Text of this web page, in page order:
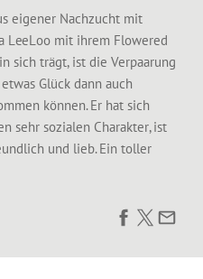
eigener Nachzucht mit
LeeLoo mit ihrem Flowered
sich trägt, ist die Verpaarung
Glück dann auch
können. Er hat sich
sehr sozialen Charakter, ist
und lieb. Ein toller